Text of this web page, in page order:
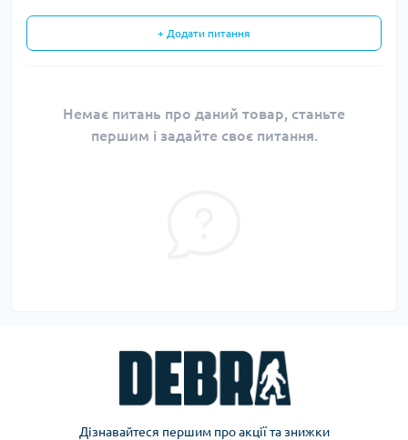
+ Додати питання
Немає питань про даний товар, станьте
першим і задайте своє питання.
Дізнавайтеся першим про акції та знижки